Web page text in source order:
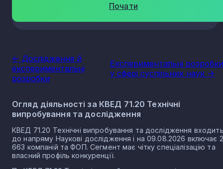
Почати
<- Дослідження й
експериментальні
розробки
Експериментальні
у сфері суспільних наук ->
Огляд діяльності за КВЕД 71.20 Технічні
випробування та дослідження
КВЕД 71.20 Технічні випробування та дослідження
до напряму Наукові дослідження і на 09.08.2026 включає 2
663 компаній та ФОП. Сегмент має чітку спеціалізацію та
власний профіль конкуренції.